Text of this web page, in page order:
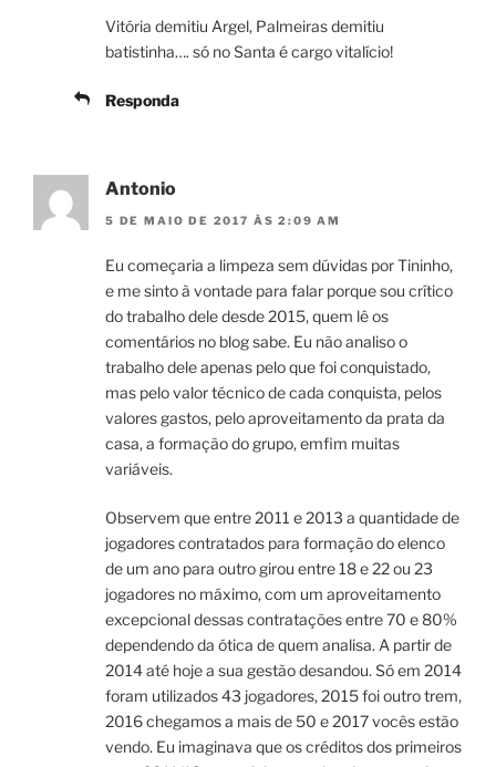
Vitória demitiu Argel, Palmeiras demitiu
batistinha…. só no Santa é cargo vitalício!
Responda
Antonio
5 DE MAIO DE 2017 ÀS 2:09 AM
Eu começaria a limpeza sem dúvidas por Tininho,
e me sinto à vontade para falar porque sou crítico
do trabalho dele desde 2015, quem lê os
comentários no blog sabe. Eu não analiso o
trabalho dele apenas pelo que foi conquistado,
mas pelo valor técnico de cada conquista, pelos
valores gastos, pelo aproveitamento da prata da
casa, a formação do grupo, emfim muitas
variáveis.
Observem que entre 2011 e 2013 a quantidade de
jogadores contratados para formação do elenco
de um ano para outro girou entre 18 e 22 ou 23
jogadores no máximo, com um aproveitamento
excepcional dessas contratações entre 70 e 80%
dependendo da ótica de quem analisa. A partir de
2014 até hoje a sua gestão desandou. Só em 2014
foram utilizados 43 jogadores, 2015 foi outro trem,
2016 chegamos a mais de 50 e 2017 vocês estão
vendo. Eu imaginava que os créditos dos primeiros